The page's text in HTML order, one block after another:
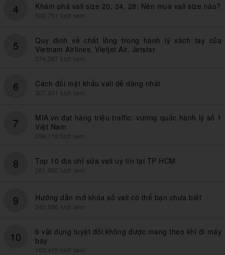
4 Khám phá vali size 20, 24, 28: Nên mua vali size nào?
500,751 lượt xem
5
Quy định về chất lỏng trong hành lý xách tay của
Vietnam Airlines, Vietjet Air, Jetstar
374,387 lượt xem
6 Cách đổi mật khẩu vali dễ dàng nhất
307,931 lượt xem
7
MIA.vn đạt hàng triệu traffic: vương quốc hành lý số 1
Việt Nam
299,110 lượt xem
8 Top 10 địa chỉ sửa vali uy tín tại TP HCM
261,992 lượt xem
9 Hướng dẫn mở khóa số vali có thể bạn chưa biết
245,566 lượt xem
10
6 vật dụng tuyệt đối không được mang theo khi đi máy
bay
163,415 lượt xem